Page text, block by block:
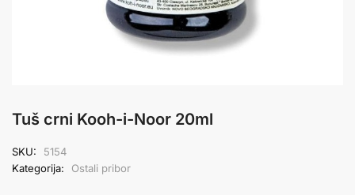
Tuš crni Kooh-i-Noor 20ml
SKU:
5154
Kategorija:
Ostali pribor